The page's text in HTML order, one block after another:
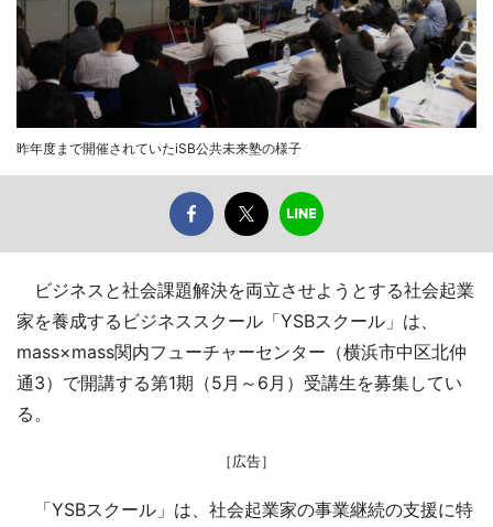
昨年度まで開催されていたiSB公共未来塾の様子
ビジネスと社会課題解決を両立させようとする社会起業
家を養成するビジネススクール「YSBスクール」は、
mass×mass関内フューチャーセンター（横浜市中区北仲
通3）で開講する第1期（5月～6月）受講生を募集してい
る。
［広告］
「YSBスクール」は、社会起業家の事業継続の支援に特